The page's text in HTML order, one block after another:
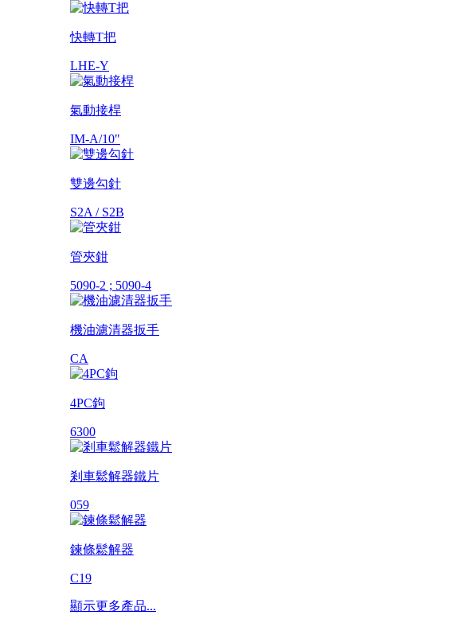
快轉T把
LHE-Y
氣動接桿
IM-A/10"
雙邊勾針
S2A / S2B
管夾鉗
5090-2 ; 5090-4
機油濾清器扳手
CA
4PC鉤
6300
剎車鬆解器鐵片
059
鍊條鬆解器
C19
顯示更多產品...